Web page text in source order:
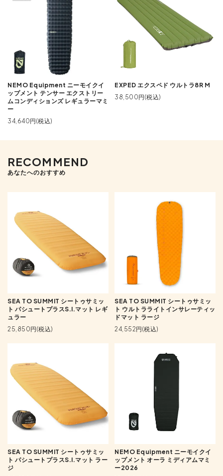
NEMO Equipment ニーモイクイ
ップメント テンサー エクストリー
ムコンディションズ レギュラーマミ
ー
34,640円(税込)
EXPED エクスペド ウルトラ8R M
38,500円(税込)
RECOMMEND
あなたへのおすすめ
SEA TO SUMMIT シートゥサミッ
ト パシュートプラスS.I.マット レギ
ュラー
25,850円(税込)
SEA TO SUMMIT シートゥサミッ
ト ウルトラライトインサレーティッ
ドマット ラージ
24,552円(税込)
SEA TO SUMMIT シートゥサミッ
ト パシュートプラスS.I.マット ラー
ジ
NEMO Equipment ニーモイクイ
ップメント オーラ ミディアムマミ
ー2026